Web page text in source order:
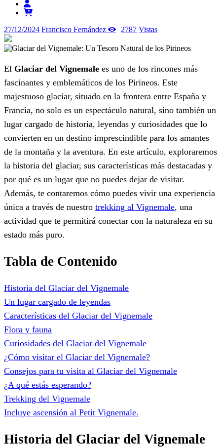
27/12/2024 Francisco Fernández 2787 Vistas
El Glaciar del Vignemale es uno de los rincones más
fascinantes y emblemáticos de los Pirineos. Este
majestuoso glaciar, situado en la frontera entre España y
Francia, no solo es un espectáculo natural, sino también un
lugar cargado de historia, leyendas y curiosidades que lo
convierten en un destino imprescindible para los amantes
de la montaña y la aventura. En este artículo, exploraremos
la historia del glaciar, sus características más destacadas y
por qué es un lugar que no puedes dejar de visitar.
Además, te contaremos cómo puedes vivir una experiencia
única a través de nuestro trekking al Vignemale, una
actividad que te permitirá conectar con la naturaleza en su
estado más puro.
Tabla de Contenido
Historia del Glaciar del Vignemale
Un lugar cargado de leyendas
Características del Glaciar del Vignemale
Flora y fauna
Curiosidades del Glaciar del Vignemale
¿Cómo visitar el Glaciar del Vignemale?
Consejos para tu visita al Glaciar del Vignemale
¿A qué estás esperando?
Trekking del Vignemale
Incluye ascensión al Petit Vignemale.
Historia del Glaciar del Vignemale